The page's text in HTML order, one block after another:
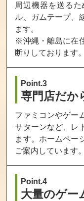
周辺機器を送る
ル、ガムテープ、
ます。
※沖縄・離島に在
断りしております。
Point.3
専門店だか
ファミコンやゲー
サターンなど、レ
ます。ホームペー
ご案内しています。
Point.4
大量のゲー